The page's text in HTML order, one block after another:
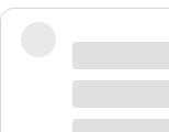
jest